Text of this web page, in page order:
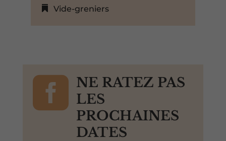
Vide-greniers

NE RATEZ PAS
LES
PROCHAINES
DATES